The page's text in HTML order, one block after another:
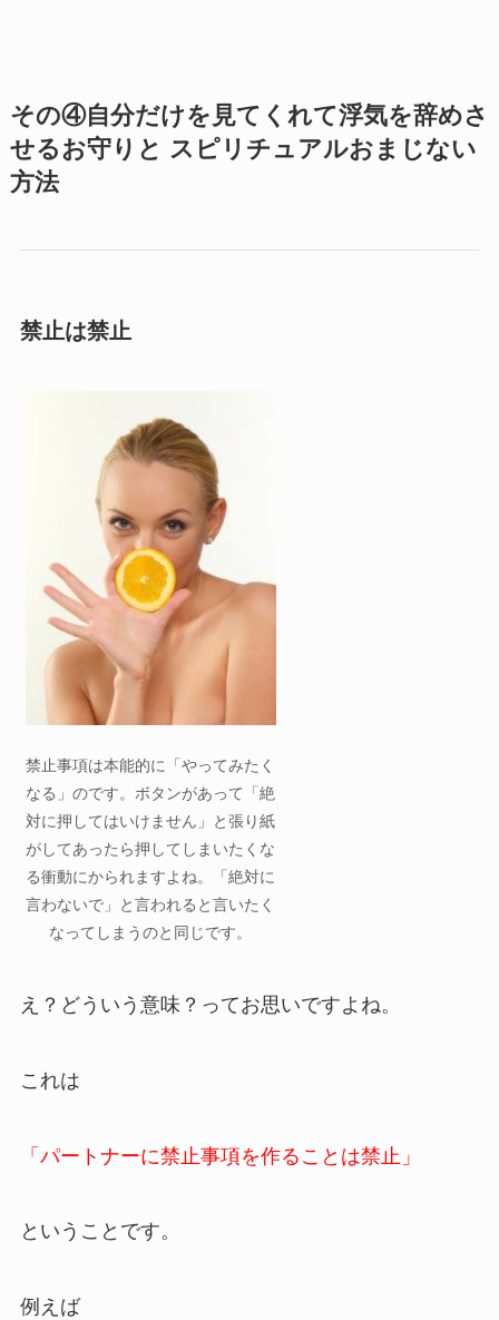
その④自分だけを見てくれて浮気を辞めさ
せるお守りと スピリチュアルおまじない
方法
禁止は禁止
禁止事項は本能的に「やってみたく
なる」のです。ボタンがあって「絶
対に押してはいけません」と張り紙
がしてあったら押してしまいたくな
る衝動にかられますよね。「絶対に
言わないで」と言われると言いたく
なってしまうのと同じです。
え？どういう意味？ってお思いですよね。
これは
「パートナーに禁止事項を作ることは禁止」
ということです。
例えば